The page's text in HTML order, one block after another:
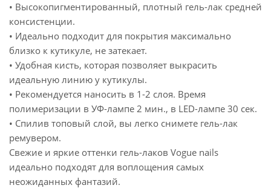
• Высокопигментированный, плотный гель-лак средней
консистенции.
• Идеально подходит для покрытия максимально
близко к кутикуле, не затекает.
• Удобная кисть, которая позволяет выкрасить
идеальную линию у кутикулы.
• Рекомендуется наносить в 1-2 слоя. Время
полимеризации в УФ-лампе 2 мин., в LED-лампе 30 сек.
• Спилив топовый слой, вы легко снимете гель-лак
ремувером.
Свежие и яркие оттенки гель-лаков Vogue nails
идеально подходят для воплощения самых
неожиданных фантазий.